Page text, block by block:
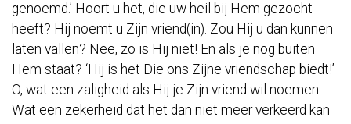
genoemd.’ Hoort u het, die uw heil bij Hem gezocht
heeft? Hij noemt u Zijn vriend(in). Zou Hij u dan kunnen
laten vallen? Nee, zo is Hij niet! En als je nog buiten
Hem staat? ‘Hij is het Die ons Zijne vriendschap biedt!’
O, wat een zaligheid als Hij je Zijn vriend wil noemen.
Wat een zekerheid dat het dan niet meer verkeerd kan